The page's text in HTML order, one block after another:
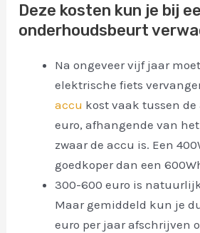
Deze kosten kun je bij
onderhoudsbeurt
Na ongeveer vijf jaar
elektrische fiets
accu kost vaak tussen de
euro, afhangende van
zwaar de accu is. Een
goedkoper dan een
300-600 euro is
Maar gemiddeld kun je
euro per jaar afschrijven